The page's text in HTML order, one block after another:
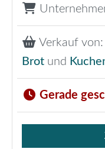
Verkauf von:
Brot und
Gerade
Verkauf von